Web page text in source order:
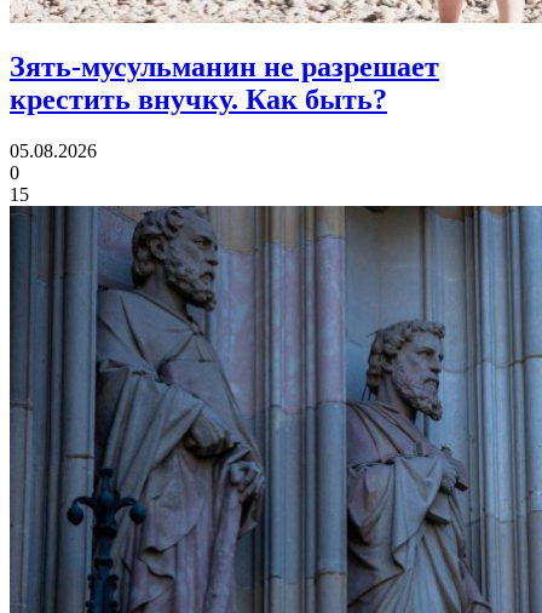
Зять-мусульманин не разрешает
крестить внучку. Как быть?
05.08.2026
0
15